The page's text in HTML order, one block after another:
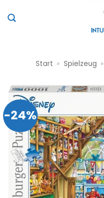
Inhalt
Start » Spielzeug »
-24%